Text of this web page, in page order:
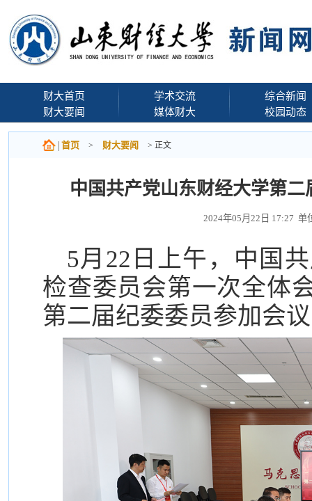
财大首页
财大要闻
学术交流
媒体财大
综合新闻
校园动态
首页 > 财大要闻 > 正文
中国共产党山东财经大学第
2024年05月22日 17:27
5月22日上午，中国
检查委员会第一次全体
第二届纪委委员参加会